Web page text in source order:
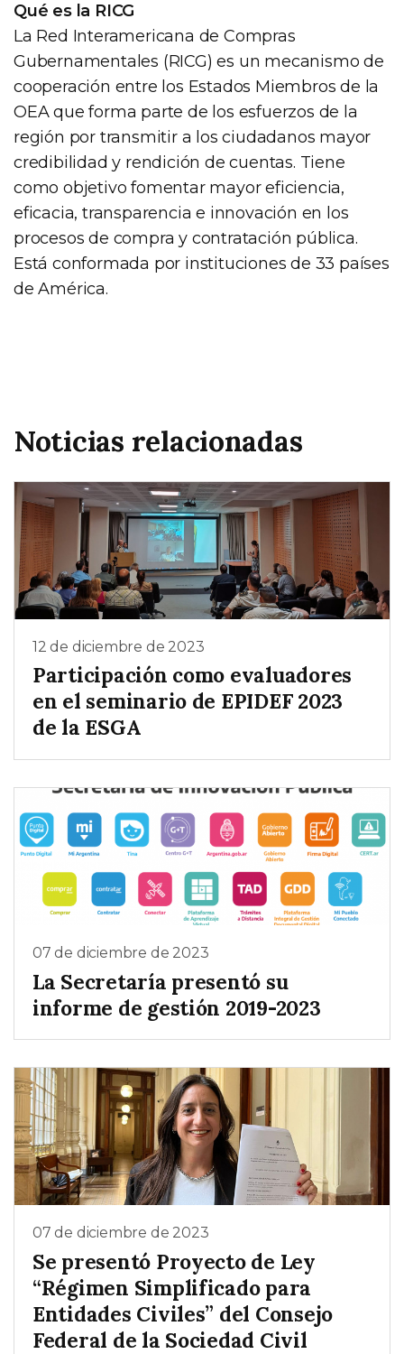
Qué es la RICG
La Red Interamericana de Compras
Gubernamentales (RICG) es un mecanismo de
cooperación entre los Estados Miembros de la
OEA que forma parte de los esfuerzos de la
región por transmitir a los ciudadanos mayor
credibilidad y rendición de cuentas. Tiene
como objetivo fomentar mayor eficiencia,
eficacia, transparencia e innovación en los
procesos de compra y contratación pública.
Está conformada por instituciones de 33 países
de América.
Noticias relacionadas
12 de diciembre de 2023
Participación como evaluadores
en el seminario de EPIDEF 2023
de la ESGA
07 de diciembre de 2023
La Secretaría presentó su
informe de gestión 2019-2023
07 de diciembre de 2023
Se presentó Proyecto de Ley
“Régimen Simplificado para
Entidades Civiles” del Consejo
Federal de la Sociedad Civil